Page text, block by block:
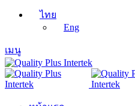
ไทย
Eng
เมนู